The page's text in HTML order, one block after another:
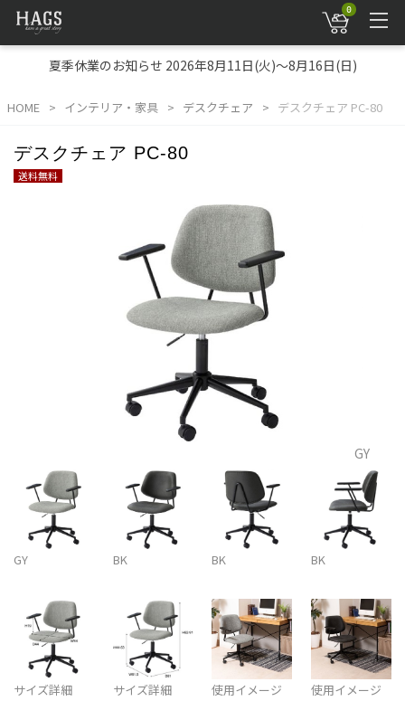
0
夏季休業のお知らせ 2026年8月11日(火)～8月16日(日)
HOME インテリア・家具 デスクチェア デスクチェア PC-80
デスクチェア PC-80
送料無料
GY
GY BK BK BK
サイズ詳細 サイズ詳細
使用イメージ
使用イメージ